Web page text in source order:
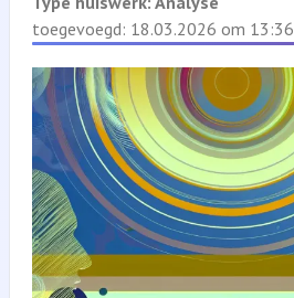
toegevoegd: 18.03.2026 om 13:36